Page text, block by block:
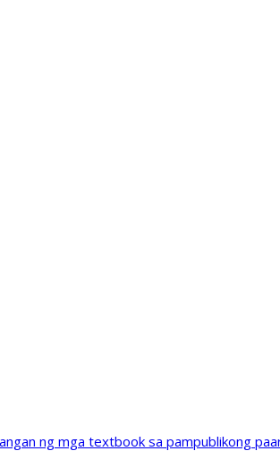
ng mga textbook sa pampublikong